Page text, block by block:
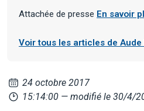
Attachée de presse En savoir
Voir tous les articles de
24 octobre 2017
15:14:00 — modifié le 30/4/